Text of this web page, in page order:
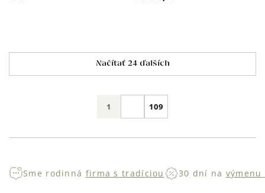
Ovládacie
prvky
Načítať 24 ďalších
Stránkovanie
1 109
Sme rodinná firma s tradíciou 30 dní na